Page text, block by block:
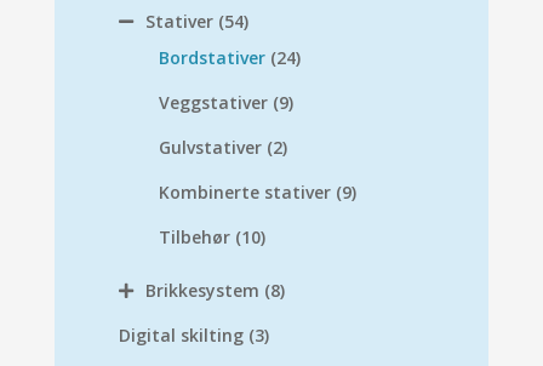
Stativer (54)
Bordstativer (24)
Veggstativer (9)
Gulvstativer (2)
Kombinerte stativer (9)
Tilbehør (10)
Brikkesystem (8)
Digital skilting (3)